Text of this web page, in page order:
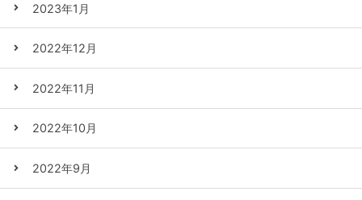
2023年1月
2022年12月
2022年11月
2022年10月
2022年9月